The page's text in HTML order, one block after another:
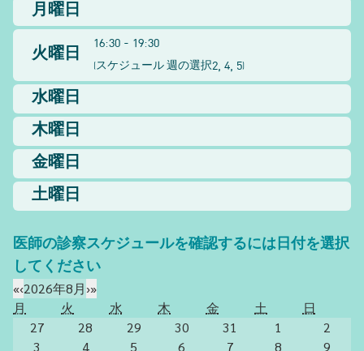
月曜日
火曜日
16:30 - 19:30
(スケジュール 週の選択2, 4, 5)
水曜日
木曜日
金曜日
土曜日
医師の診察スケジュールを確認するには日付を選択
してください
«‹2026年8月›»
月
火 水 木 金 土
日
27
28 29 30 31 1
2
3
4 5 6 7 8
9